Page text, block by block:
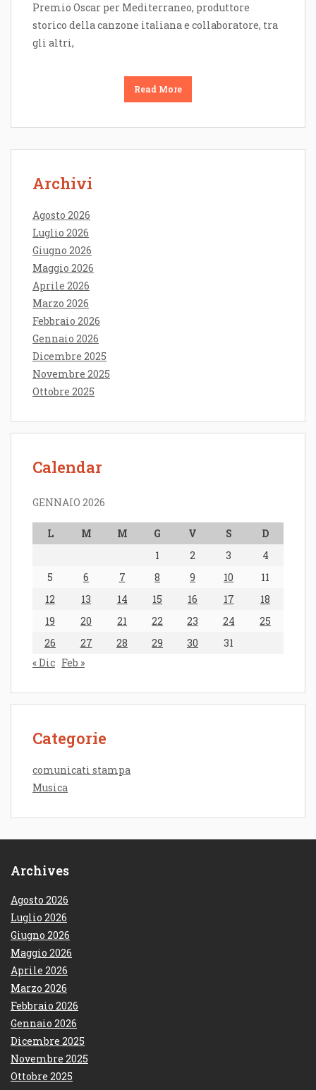
Premio Oscar per Mediterraneo, produttore
storico della canzone italiana e collaboratore, tra
gli altri,
Read More
Archivi
Agosto 2026
Luglio 2026
Giugno 2026
Maggio 2026
Aprile 2026
Marzo 2026
Febbraio 2026
Gennaio 2026
Dicembre 2025
Novembre 2025
Ottobre 2025
Calendar
GENNAIO 2026
L M M G V S
D
1
2 3
4
5
6 7 8 9 10
11
12
13 14 15 16 17
18
19
20 21 22 23 24
25
26
27 28 29 30
31
« Dic Feb »
Categorie
comunicati stampa
Musica
Archives
Agosto 2026
Luglio 2026
Giugno 2026
Maggio 2026
Aprile 2026
Marzo 2026
Febbraio 2026
Gennaio 2026
Dicembre 2025
Novembre 2025
Ottobre 2025